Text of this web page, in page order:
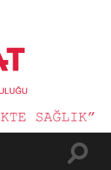
Toggle